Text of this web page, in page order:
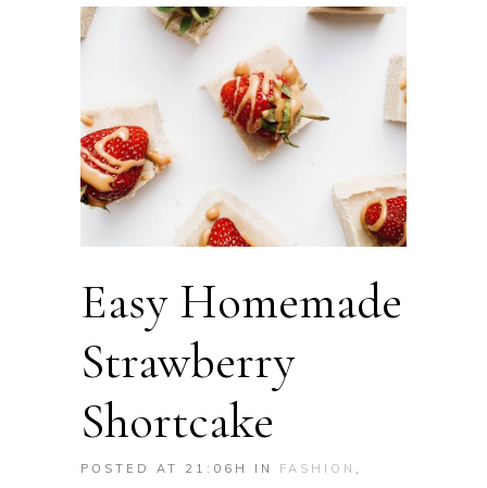
Easy Homemade
Strawberry
Shortcake
POSTED AT 21:06H IN FASHION ,